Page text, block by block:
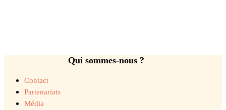
Qui sommes-nous ?
Contact
Partenariats
Média